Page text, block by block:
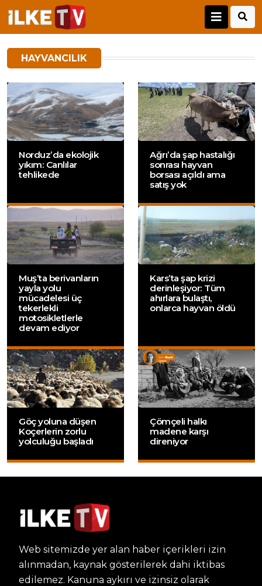
HAYVANCILIK
Norduz’da ekolojik
yıkım: Canlılar
tehlikede
Ağrı’da şap hastalığı
sonrası hayvan
borsası açıldı ama
satış yok
Muş’ta berivanların
yayla yolu
mücadelesi üç
tekerlekli
motosikletlerle
devam ediyor
Kars’ta şap krizi
derinleşiyor: Tüm
ahırlara bulaştı,
onlarca hayvan öldü
Göç yoluna düşen
Koçerlerin zorlu
yolculuğu başladı
Çömçeli halkı
madene karşı
direniyor
Web sitemizde yer alan haber içerikleri izin
alınmadan, kaynak gösterilerek dahi iktibas
edilemez. Kanuna aykırı ve izinsiz olarak